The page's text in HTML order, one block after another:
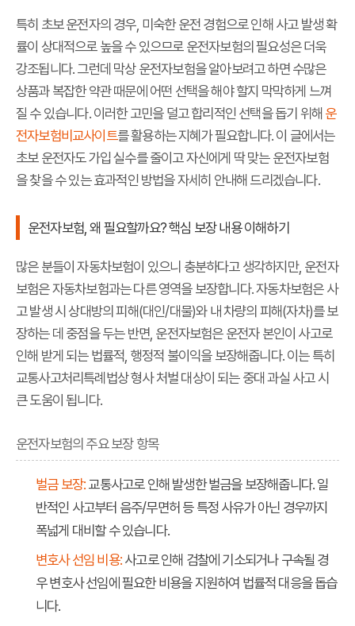
특히 초보 운전자의 경우, 미숙한 운전 경험으로 인해 사고 발생 확
률이 상대적으로 높을 수 있으므로 운전자보험의 필요성은 더욱
강조됩니다. 그런데 막상 운전자보험을 알아보려고 하면 수많은
상품과 복잡한 약관 때문에 어떤 선택을 해야 할지 막막하게 느껴
질 수 있습니다. 이러한 고민을 덜고 합리적인 선택을 돕기 위해 운
전자보험비교사이트를 활용하는 지혜가 필요합니다. 이 글에서는
초보 운전자도 가입 실수를 줄이고 자신에게 딱 맞는 운전자보험
을 찾을 수 있는 효과적인 방법을 자세히 안내해 드리겠습니다.
운전자보험, 왜 필요할까요? 핵심 보장 내용 이해하기
많은 분들이 자동차보험이 있으니 충분하다고 생각하지만, 운전자
보험은 자동차보험과는 다른 영역을 보장합니다. 자동차보험은 사
고 발생 시 상대방의 피해(대인/대물)와 내 차량의 피해(자차)를 보
장하는 데 중점을 두는 반면, 운전자보험은 운전자 본인이 사고로
인해 받게 되는 법률적, 행정적 불이익을 보장해줍니다. 이는 특히
교통사고처리특례법상 형사 처벌 대상이 되는 중대 과실 사고 시
큰 도움이 됩니다.
운전자보험의 주요 보장 항목
벌금 보장:교통사고로 인해 발생한 벌금을 보장해줍니다. 일
반적인 사고부터 음주/무면허 등 특정 사유가 아닌 경우까지
폭넓게 대비할 수 있습니다.
변호사 선임 비용:사고로 인해 검찰에 기소되거나 구속될 경
우 변호사 선임에 필요한 비용을 지원하여 법률적 대응을 돕습
니다.